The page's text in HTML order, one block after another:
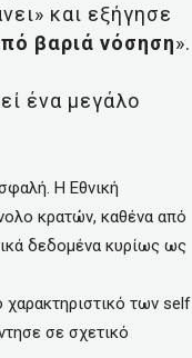
και εξήγησε
βαριά νόσηση».
ένα μεγάλο
Η Εθνική
κρατών, καθένα από
δεδομένα κυρίως ως
χαρακτηριστικό των self
σε σχετικό